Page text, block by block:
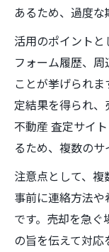
あるため、過度な
活用のポイント
フォーム履歴、
ことが挙げられ
定結果を得られ、
不動産 査定サイ
るため、複数のサ
注意点として、複
事前に連絡方法
です。売却を急
の旨を伝えて対応